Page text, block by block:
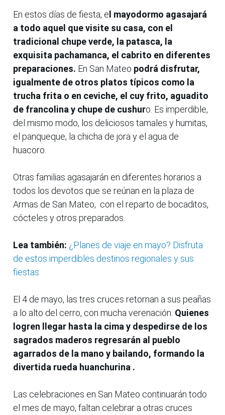
En estos días de fiesta, el mayodormo agasajará
a todo aquel que visite su casa, con el
tradicional chupe verde, la patasca, la
exquisita pachamanca, el cabrito en diferentes
preparaciones. En San Mateo podrá disfrutar,
igualmente de otros platos típicos como la
trucha frita o en ceviche, el cuy frito, aguadito
de francolina y chupe de cushuro. Es imperdible,
del mismo modo, los deliciosos tamales y humitas,
el panqueque, la chicha de jora y el agua de
huacoro.
Otras familias agasajarán en diferentes horarios a
todos los devotos que se reúnan en la plaza de
Armas de San Mateo, con el reparto de bocaditos,
cócteles y otros preparados.
Lea también: ¿Planes de viaje en mayo? Disfruta
de estos imperdibles destinos regionales y sus
fiestas
El 4 de mayo, las tres cruces retornan a sus peañas
a lo alto del cerro, con mucha verenación. Quienes
logren llegar hasta la cima y despedirse de los
sagrados maderos regresarán al pueblo
agarrados de la mano y bailando, formando la
divertida rueda huanchurina .
Las celebraciones en San Mateo continuarán todo
el mes de mayo, faltan celebrar a otras cruces